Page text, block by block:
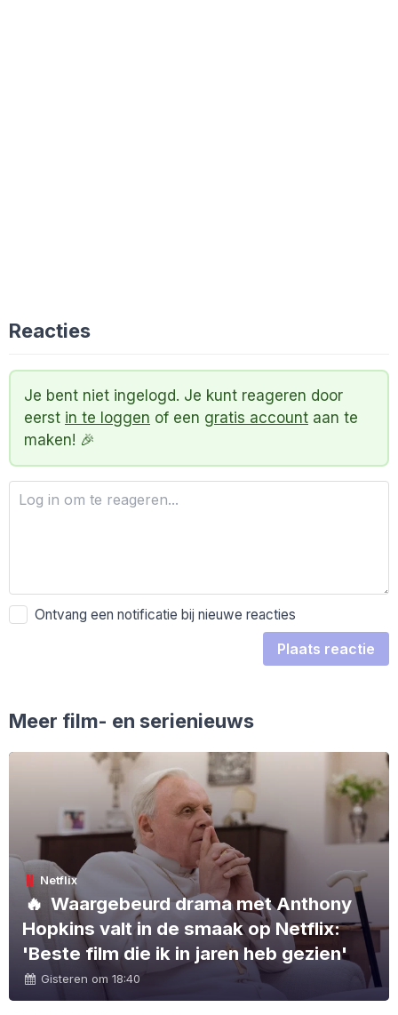
Reacties
Je bent niet ingelogd. Je kunt reageren door
eerst in te loggen of een gratis account aan te
maken! 🎉
Ontvang een notificatie bij nieuwe reacties
Plaats reactie
Meer film- en serienieuws
Netflix
🔥 Waargebeurd drama met Anthony
Hopkins valt in de smaak op Netflix:
'Beste film die ik in jaren heb gezien'
Gisteren om 18:40